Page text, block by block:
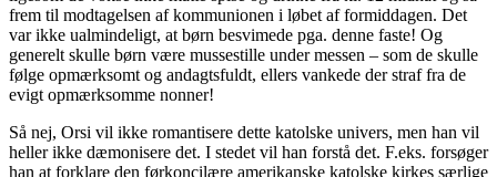
frem til modtagelsen af kommunionen i løbet af formiddagen. Det
var ikke ualmindeligt, at børn besvimede pga. denne faste! Og
generelt skulle børn være mussestille under messen – som de skulle
følge opmærksomt og andagtsfuldt, ellers vankede der straf fra de
evigt opmærksomme nonner!
Så nej, Orsi vil ikke romantisere dette katolske univers, men han vil
heller ikke dæmonisere det. I stedet vil han forstå det. F.eks. forsøger
han at forklare den førkoncilære amerikanske katolske kirkes særlige